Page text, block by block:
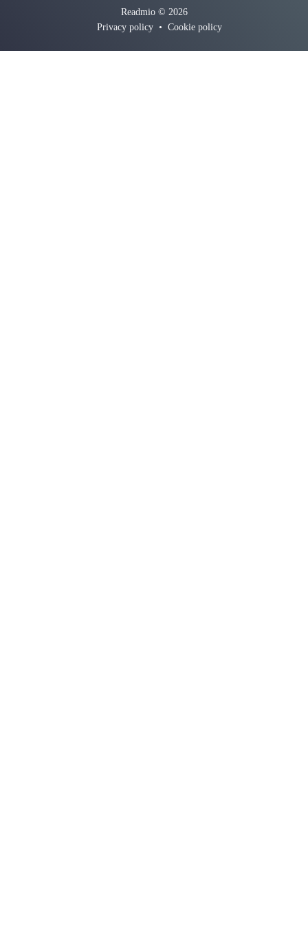
Readmio © 2026
Privacy policy • Cookie policy